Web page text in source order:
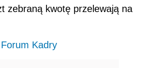
zebraną kwotę przelewają na
Forum Kadry